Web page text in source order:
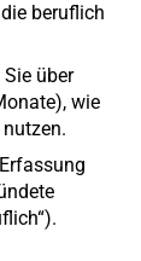
beruflich
über
wie